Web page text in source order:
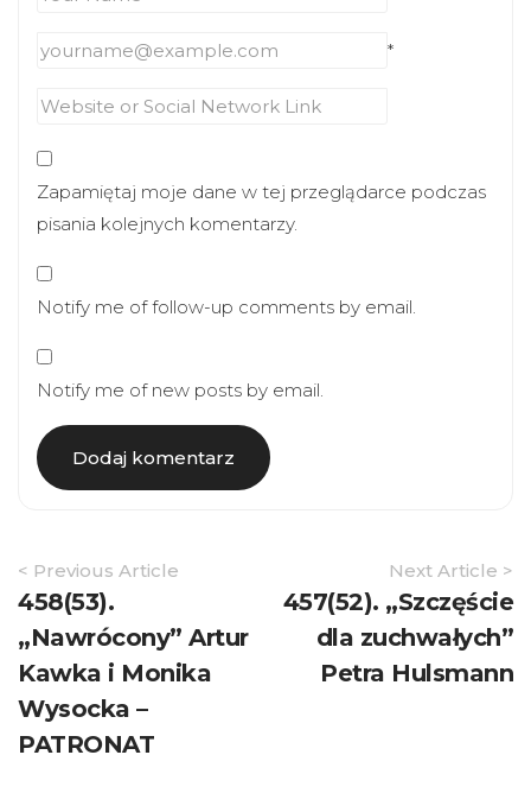
*
Zapamiętaj moje dane w tej przeglądarce podczas
pisania kolejnych komentarzy.
Notify me of follow-up comments by email.
Notify me of new posts by email.
Article
Navigation
< Previous Article
458(53).
„Nawrócony” Artur
Kawka i Monika
Wysocka –
PATRONAT
Next Article >
457(52). „Szczęście
dla zuchwałych”
Petra Hulsmann